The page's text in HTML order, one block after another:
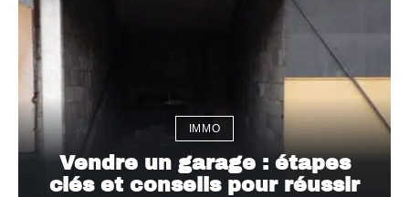
IMMO
Vendre un garage : étapes
clés et conseils pour réussir